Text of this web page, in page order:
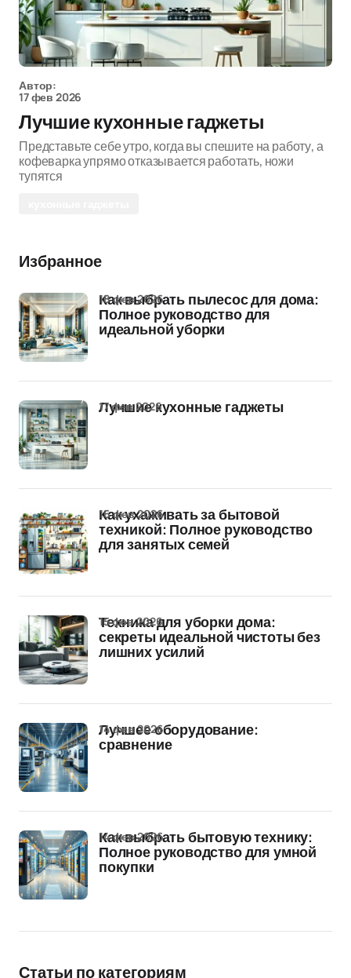
Автор:
17 фев 2026
Лучшие кухонные гаджеты
Представьте себе утро, когда вы спешите на работу, а
кофеварка упрямо отказывается работать, ножи
тупятся
Избранное
Как выбрать пылесос для дома:
Полное руководство для
идеальной уборки
18 фев 2026
Лучшие кухонные гаджеты
17 фев 2026
Как ухаживать за бытовой
техникой: Полное руководство
для занятых семей
16 фев 2026
Техника для уборки дома:
секреты идеальной чистоты без
лишних усилий
15 фев 2026
Лучшее оборудование:
сравнение
14 фев 2026
Как выбрать бытовую технику:
Полное руководство для умной
покупки
14 фев 2026
Статьи по категориям